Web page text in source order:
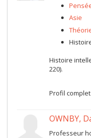
Mes
intérêts
Asie
Histoire
220).
Profil complet
OWNBY,
Professeur